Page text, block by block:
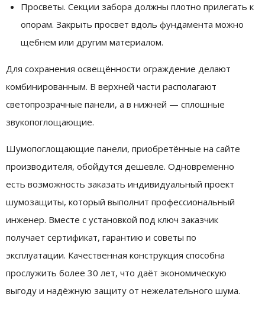
Просветы. Секции забора должны плотно прилегать к
опорам. Закрыть просвет вдоль фундамента можно
щебнем или другим материалом.
Для сохранения освещённости ограждение делают
комбинированным. В верхней части располагают
светопрозрачные панели, а в нижней — сплошные
звукопоглощающие.
Шумопоглощающие панели, приобретённые на сайте
производителя, обойдутся дешевле. Одновременно
есть возможность заказать индивидуальный проект
шумозащиты, который выполнит профессиональный
инженер. Вместе с установкой под ключ заказчик
получает сертификат, гарантию и советы по
эксплуатации. Качественная конструкция способна
прослужить более 30 лет, что даёт экономическую
выгоду и надёжную защиту от нежелательного шума.